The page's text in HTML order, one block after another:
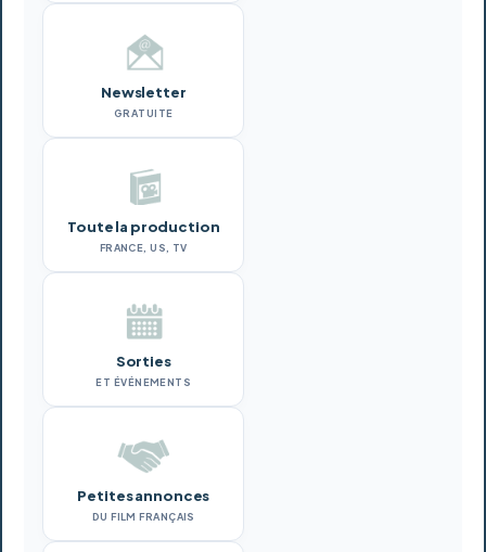
Newsletter
GRATUITE
Toute la production
FRANCE, US, TV
Sorties
ET ÉVÉNEMENTS
Petites annonces
DU FILM FRANÇAIS